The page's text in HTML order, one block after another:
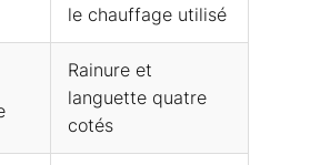
le chauffage utilisé
Rainure et
languette quatre
cotés